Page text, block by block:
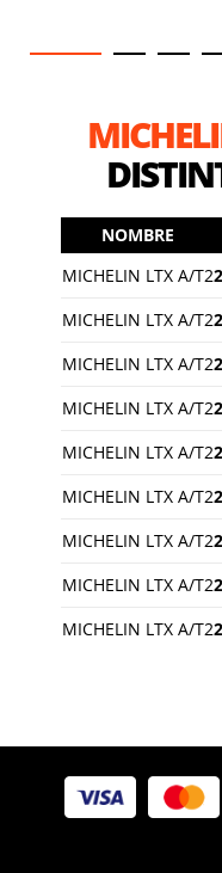
NOMBRE
MICHELIN LTX A/T2
MICHELIN LTX A/T2
MICHELIN LTX A/T2
MICHELIN LTX A/T2
MICHELIN LTX A/T2
MICHELIN LTX A/T2
MICHELIN LTX A/T2
MICHELIN LTX A/T2
MICHELIN LTX A/T2